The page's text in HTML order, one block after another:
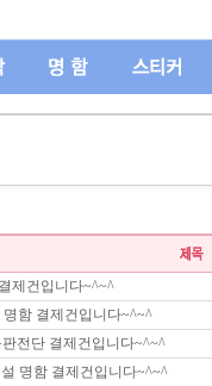
제건입니다~^~^
함 결제건입니다~^~^
전단 결제건입니다~^~^
명함 결제건입니다~^~^